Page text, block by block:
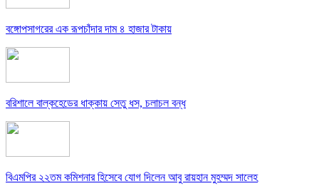
বঙ্গোপসাগরের এক রূপচাঁদার দাম ৪ হাজার টাকায়
বরিশালে বাল্কহেডের ধাক্কায় সেতু ধস, চলাচল বন্ধ
বিএমপির ২২তম কমিশনার হিসেবে যোগ দিলেন আবু রায়হান মুহম্মদ সালেহ